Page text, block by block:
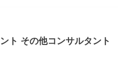
ト その他コンサルタント